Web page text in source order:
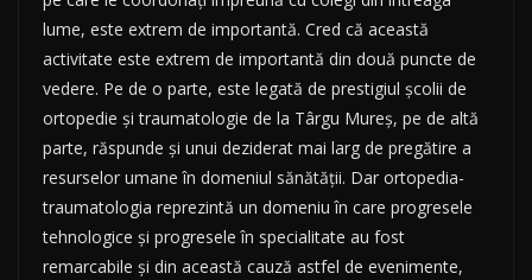
lume, este extrem de importantă. Cred că această
activitate este extrem de importantă din două puncte de
vedere. Pe de o parte, este legată de prestigiul şcolii de
ortopedie şi traumatologie de la Târgu Mureş, pe de altă
parte, răspunde şi unui deziderat mai larg de pregătire a
resurselor umane în domeniul sănătăţii. Dar ortopedia-
traumatologia reprezintă un domeniu în care progresele
tehnologice şi progresele în specialitate au fost
remarcabile şi din această cauză astfel de evenimente,